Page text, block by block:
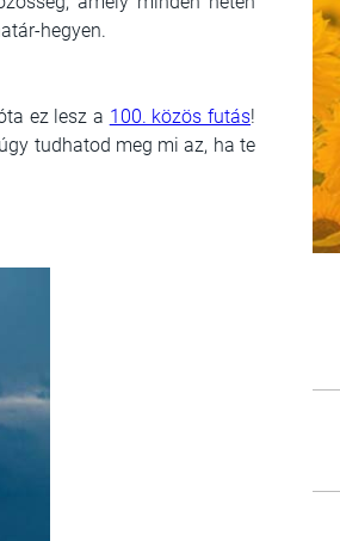
hegyen.
ez lesz a 100. közös futás!
tudhatod meg mi az, ha te